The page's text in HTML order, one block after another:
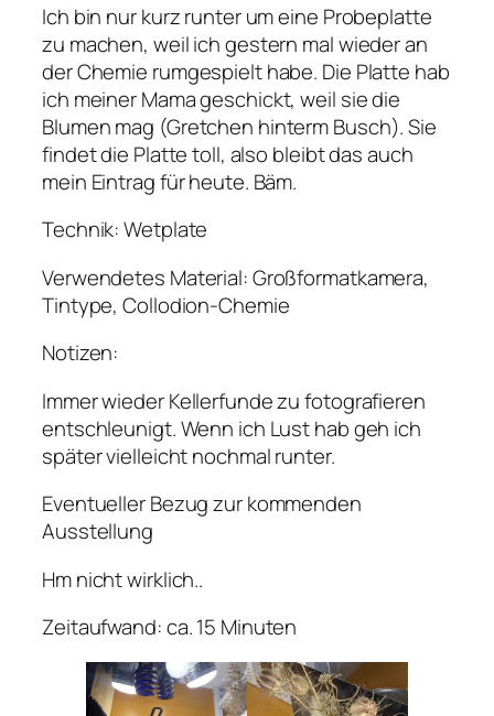
Ich bin nur kurz runter um eine Probeplatte
zu machen, weil ich gestern mal wieder an
der Chemie rumgespielt habe. Die Platte hab
ich meiner Mama geschickt, weil sie die
Blumen mag (Gretchen hinterm Busch). Sie
findet die Platte toll, also bleibt das auch
mein Eintrag für heute. Bäm.
Technik: Wetplate
Verwendetes Material: Großformatkamera,
Tintype, Collodion-Chemie
Notizen:
Immer wieder Kellerfunde zu fotografieren
entschleunigt. Wenn ich Lust hab geh ich
später vielleicht nochmal runter.
Eventueller Bezug zur kommenden
Ausstellung
Hm nicht wirklich..
Zeitaufwand: ca. 15 Minuten